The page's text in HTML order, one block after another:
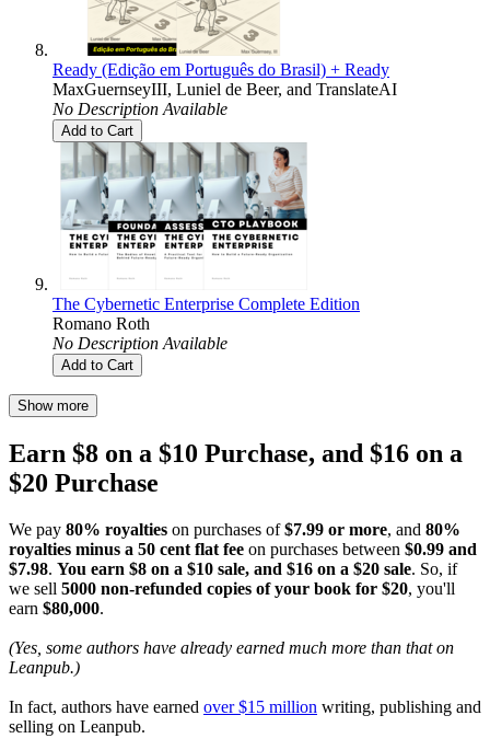
Ready (Edição em Português do Brasil) + Ready
MaxGuernseyIII, Luniel de Beer, and TranslateAI
No Description Available
Add to Cart
The Cybernetic Enterprise Complete Edition
Romano Roth
No Description Available
Add to Cart
Show more
Earn $8 on a $10 Purchase, and $16 on a
$20 Purchase
We pay 80% royalties on purchases of$7.99 or more, and 80%
royalties minus a 50 cent flat fee on purchases between $0.99 and
$7.98. You earn $8 on a $10 sale, and $16 on a $20 sale. So, if
we sell 5000 non-refunded copies of your book for $20, you'll
earn $80,000.
(Yes, some authors have already earned much more than that on
Leanpub.)
In fact, authors have earned over $15 million writing, publishing and
selling on Leanpub.